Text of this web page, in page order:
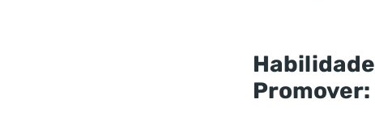
Promover: